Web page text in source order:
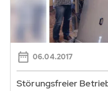
06.04.2017
Störungsfreier